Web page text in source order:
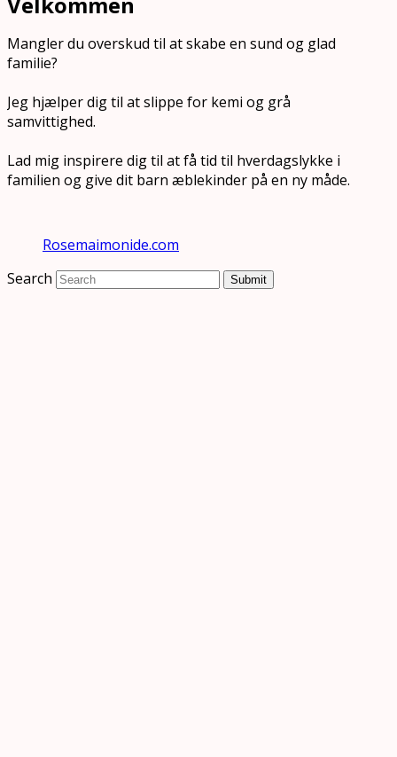
Mangler du overskud til at skabe en sund og glad
familie?
Jeg hjælper dig til at slippe for kemi og grå
samvittighed.
Lad mig inspirere dig til at få tid til hverdagslykke i
familien og give dit barn æblekinder på en ny måde.
Rosemaimonide.com
Search
Submit